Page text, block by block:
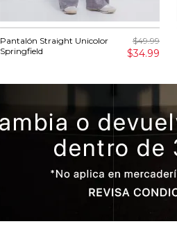
Pantalón Straight Unicolor
Springfield
$49.99
$34.99